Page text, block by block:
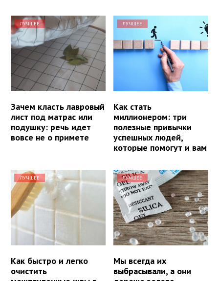
ЛУЧШЕЕ
Зачем класть лавровый
лист под матрас или
подушку: речь идет
вовсе не о примете
ЛУЧШЕЕ
Как стать
миллионером: три
полезные привычки
успешных людей,
которые помогут и вам
ЛУЧШЕЕ
Как быстро и легко
очистить
ЛУЧШЕЕ
Мы всегда их
выбрасывали, а они